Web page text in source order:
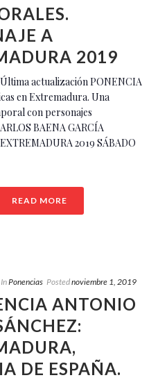
A
2019
Última actualización PONENCIA
en Extremadura. Una
con personajes
BAENA GARCÍA
2019 SÁBADO
READ MORE
InPonencias Postednoviembre 1, 2019
ANTONIO
DE ESPAÑA.